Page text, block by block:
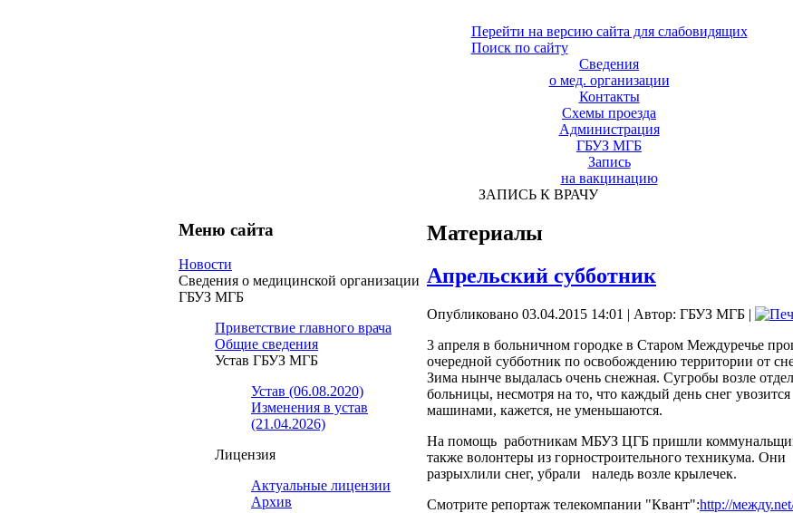
Перейти на версию сайта для слабовидящих
Поиск по сайту
Сведения
о мед. организации
Контакты
Схемы проезда
Администрация
ГБУЗ МГБ
Запись
на вакцинацию
ЗАПИСЬ К ВРАЧУ
Меню сайта
Новости
Сведения о медицинской организации
ГБУЗ МГБ
Приветствие главного врача
Общие сведения
Устав ГБУЗ МГБ
Устав (06.08.2020)
Изменения в устав
(21.04.2026)
Лицензия
Актуальные лицензии
Архив
Материалы
Апрельский субботник
Опубликовано 03.04.2015 14:01 | Автор: ГБУЗ МГБ |
3 апреля в больничном городке в Старом Междуречье
очередной субботник по освобождению территории от
Зима нынче выдалась очень снежная. Сугробы возле
больницы, несмотря на то, что каждый день снег увозится
машинами, кажется, не уменьшаются.
На помощь работникам МБУЗ ЦГБ пришли
также волонтеры из горностроительного техникума. Они
разрыхлили снег, убрали наледь возле крылечек.
Смотрите репортаж телекомпании "Квант":http://